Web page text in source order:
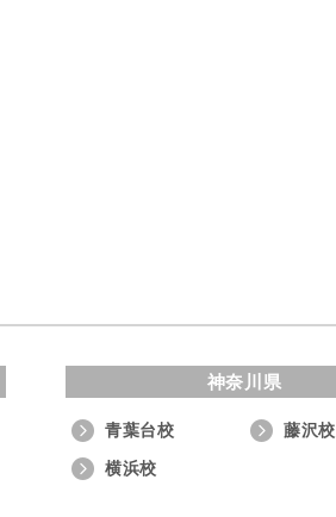
神奈川県
青葉台校
藤沢校
横浜校